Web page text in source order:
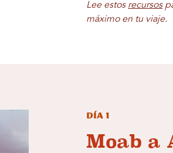
Lee estos recursos
máximo en tu viaje.
Día 1
Moab a